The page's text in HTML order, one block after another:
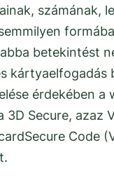
számának,
betekintést
kártyaelfogadás
érdekében a
3D Secure, azaz
Code